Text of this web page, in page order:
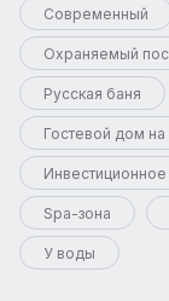
Современный
Охраняемый
Русская баня
Гостевой дом на
Spa-зона
У воды